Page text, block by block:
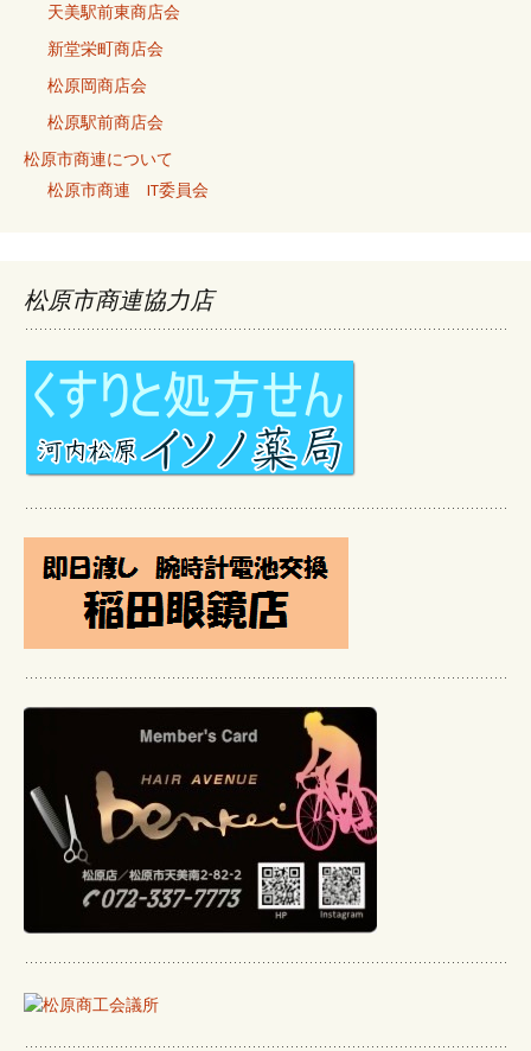
天美駅前東商店会
新堂栄町商店会
松原岡商店会
松原駅前商店会
松原市商連について
松原市商連 IT委員会
松原市商連協力店